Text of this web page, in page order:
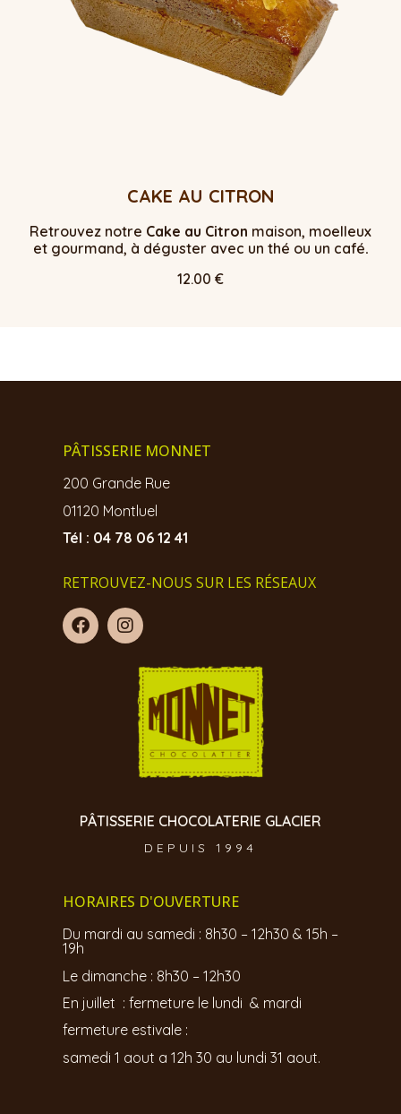
CAKE AU CITRON
Retrouvez notre Cake au Citron maison, moelleux
et gourmand, à déguster avec un thé ou un café.
12.00 €
PÂTISSERIE MONNET
200 Grande Rue
01120 Montluel
Tél : 04 78 06 12 41
RETROUVEZ-NOUS SUR LES RÉSEAUX
PÂTISSERIE CHOCOLATERIE GLACIER
DEPUIS 1994
HORAIRES D'OUVERTURE
Du mardi au samedi : 8h30 – 12h30 & 15h –
19h
Le dimanche : 8h30 – 12h30
En juillet : fermeture le lundi & mardi
fermeture estivale :
samedi 1 aout a 12h 30 au lundi 31 aout.